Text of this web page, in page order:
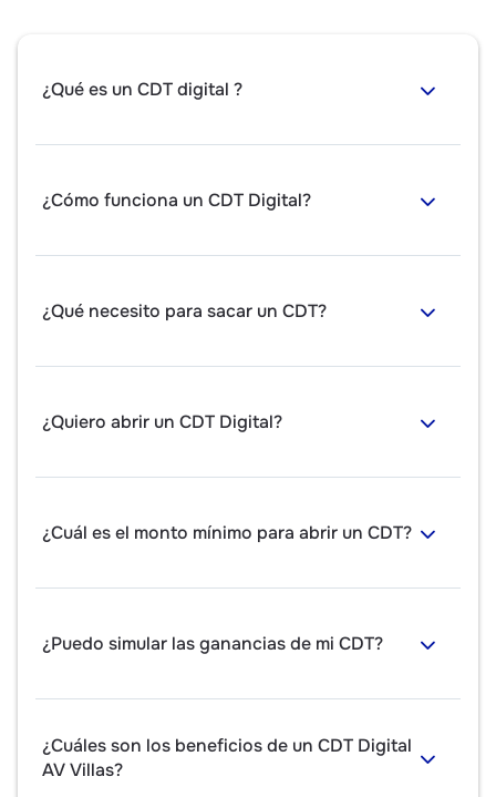
¿Qué es un CDT digital ?
¿Cómo funciona un CDT Digital?
¿Qué necesito para sacar un CDT?
¿Quiero abrir un CDT Digital?
¿Cuál es el monto mínimo para abrir un CDT?
¿Puedo simular las ganancias de mi CDT?
¿Cuáles son los beneficios de un CDT Digital
AV Villas?